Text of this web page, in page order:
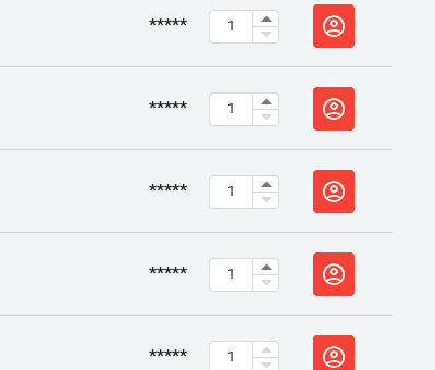
*****
*****
*****
*****
*****